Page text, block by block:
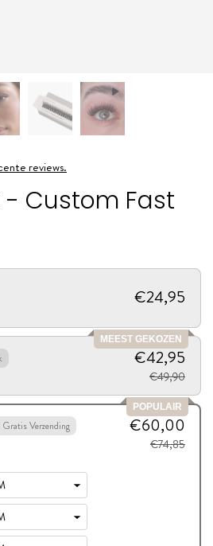
reviews.
- Custom Fast
€24,95
MEEST GEKOZEN
€42,95
€49,90
POPULAIR
Verzending €60,00
€74,85